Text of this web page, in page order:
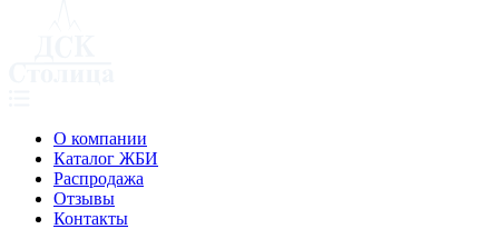
О компании
Каталог ЖБИ
Распродажа
Отзывы
Контакты